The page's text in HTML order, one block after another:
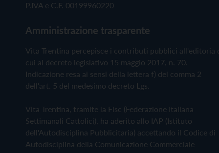
P.IVA e C.F. 00199960220
Amministrazione trasparente
Vita Trentina percepisce i contributi pubblici all'editoria
cui al decreto legislativo 15 maggio 2017, n. 70.
Indicazione resa ai sensi della lettera f) del comma 2
dell'art. 5 del medesimo decreto Lgs.
Vita Trentina, tramite la Fisc (Federazione Italiana
Settimanali Cattolici), ha aderito allo IAP (Istituto
dell'Autodisciplina Pubblicitaria) accettando il Codice di
Autodisciplina della Comunicazione Commerciale